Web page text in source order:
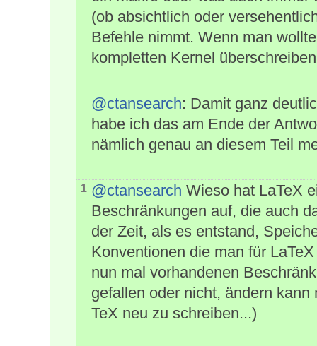
(ob absichtlich oder
Befehle nimmt. Wenn man
kompletten Kernel
@ctansearch: Damit ganz
habe ich das am Ende der
nämlich genau an diesem Teil
1 @ctansearch Wieso hat LaTeX
Beschränkungen auf, die auch
der Zeit, als es entstand,
Konventionen die man für
nun mal vorhandenen
gefallen oder nicht, ändern
TeX neu zu schreiben...)